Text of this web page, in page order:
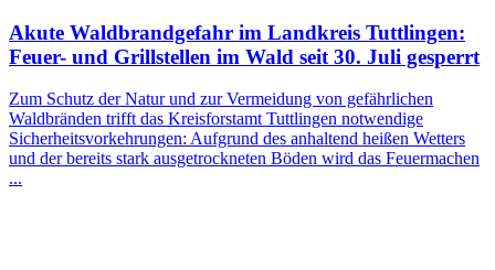
Akute Waldbrandgefahr im Landkreis Tuttlingen:
Feuer- und Grillstellen im Wald seit 30. Juli gesperrt
Zum Schutz der Natur und zur Vermeidung von gefährlichen
Waldbränden trifft das Kreisforstamt Tuttlingen notwendige
Sicherheitsvorkehrungen: Aufgrund des anhaltend heißen Wetters
und der bereits stark ausgetrockneten Böden wird das Feuermachen
...